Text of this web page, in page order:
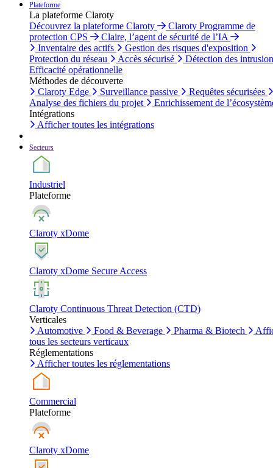
Plateforme
La plateforme Claroty
Découvrez la plateforme Claroty
Claroty Programme de
protection CPS
Claire, l’agent de sécurité de l’IA
Inventaire des actifs
Gestion des risques d'exposition
Protection du réseau
Accès sécurisé
Détection des
Efficacité opérationnelle
Méthodes de découverte
Claroty Edge
Surveillance passive
Requêtes sécurisées
Analyse des fichiers du projet
Enrichissement de
Intégrations
Afficher toutes les intégrations
Secteurs
Industriel
Plateforme
Claroty xDome
Claroty xDome Secure Access
Claroty Continuous Threat Detection (CTD)
Verticales
Automotive
Food & Beverage Pharma & Biotech
tous les secteurs verticaux
Réglementations
Afficher toutes les réglementations
Commercial
Plateforme
Claroty xDome